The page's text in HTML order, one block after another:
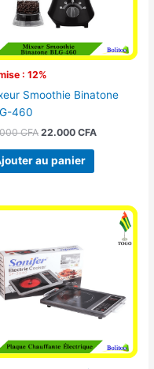
: 12%
Smoothie Binatone
460
CFA 22.000 CFA
au panier